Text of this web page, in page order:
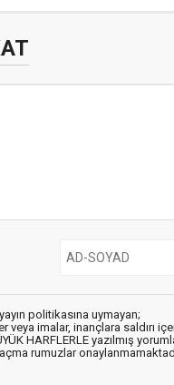
politikasına uymayan;
imalar, inançlara saldırı
HARFLERLE yazılmış
rumuzlar